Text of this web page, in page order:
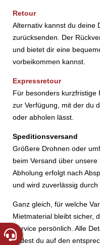
Retour
Alternativ kannst du deine
zurücksenden. Der
und bietet dir eine
vorbeikommen kannst.
Expressretour
Für besonders kurzfristige
zur Verfügung, mit der du
oder abholen lässt.
Speditionsversand
Größere Drohnen oder
beim Versand über
Abholung erfolgt nach
und wird zuverlässig
Ganz gleich, für welche
Mietmaterial bleibt sicher,
Service persönlich. Alle
findest du auf den